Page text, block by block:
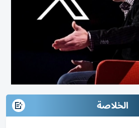
الخلاصة